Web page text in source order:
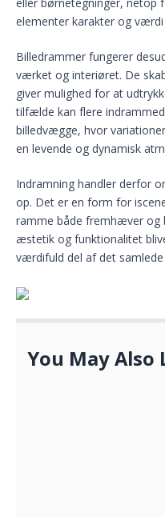
elementer karakter og
Billedrammer fungerer
værket og interiøret. De
giver mulighed for at
tilfælde kan flere
billedvægge, hvor
en levende og dynamisk
Indramning handler derfor
op. Det er en form for
ramme både fremhæver og
æstetik og funktionalitet
værdifuld del af det samlede
You May Also